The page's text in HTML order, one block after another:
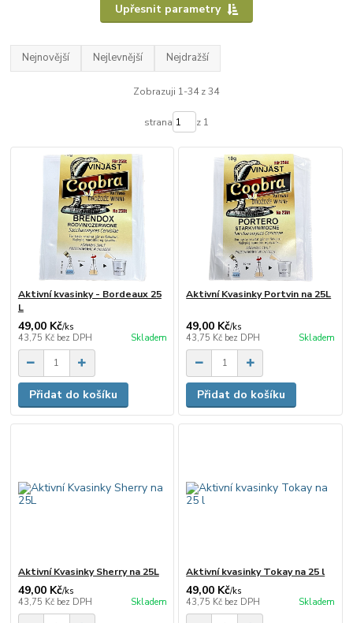
Upřesnit parametry
Nejnovější Nejlevnější Nejdražší
Zobrazuji 1-34 z 34
strana z 1
Aktivní kvasinky - Bordeaux 25
L
49,00 Kč/ks
43,75 Kč bez DPH Skladem
Přidat do košíku
Aktivní Kvasinky Portvin na 25L
49,00 Kč/ks
43,75 Kč bez DPH Skladem
Přidat do košíku
Aktivní Kvasinky Sherry na 25L
49,00 Kč/ks
43,75 Kč bez DPH Skladem
Aktivní kvasinky Tokay na 25 l
49,00 Kč/ks
43,75 Kč bez DPH Skladem